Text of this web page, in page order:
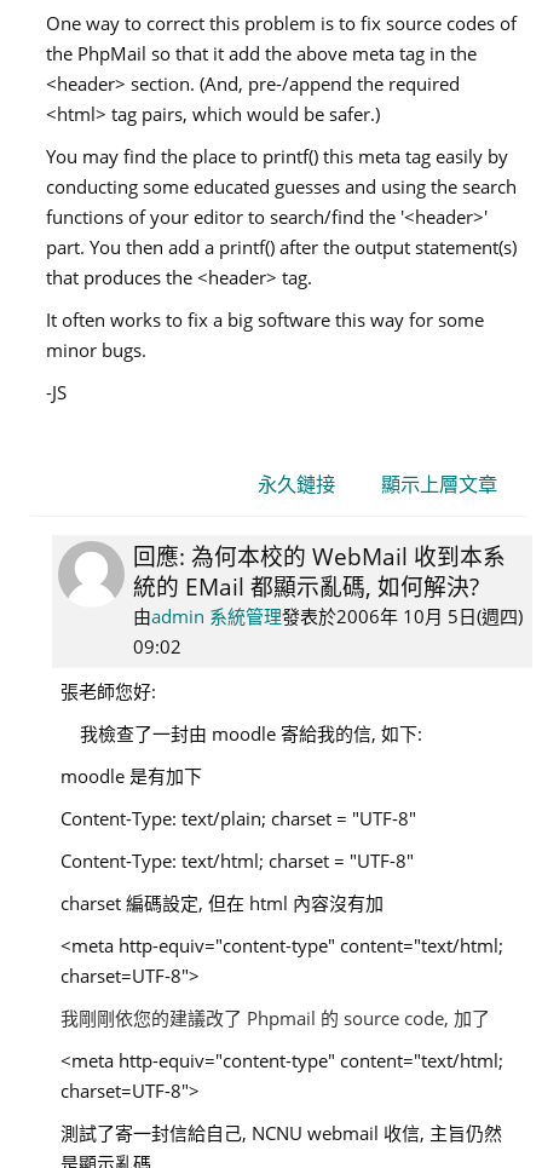
One way to correct this problem is to fix source codes of
the PhpMail so that it add the above meta tag in the
<header> section. (And, pre-/append the required
<html> tag pairs, which would be safer.)
You may find the place to printf() this meta tag easily by
conducting some educated guesses and using the search
functions of your editor to search/find the '<header>'
part. You then add a printf() after the output statement(s)
that produces the <header> tag.
It often works to fix a big software this way for some
minor bugs.
-JS
永久鏈接 顯示上層文章
In
reply
to
jshin
景
新
回應: 為何本校的 WebMail 收到本系
統的 EMail 都顯示亂碼, 如何解決?
由admin 系統管理發表於2006年 10月 5日(週四)
09:02
張老師您好:
我檢查了一封由 moodle 寄給我的信, 如下:
moodle 是有加下
Content-Type: text/plain; charset = "UTF-8"
Content-Type: text/html; charset = "UTF-8"
charset 編碼設定, 但在 html 內容沒有加
<meta http-equiv="content-type" content="text/html;
charset=UTF-8">
我剛剛依您的建議改了 Phpmail 的 source code, 加了
<meta http-equiv="content-type" content="text/html;
charset=UTF-8">
測試了寄一封信給自己, NCNU webmail 收信, 主旨仍然
是顯示亂碼,